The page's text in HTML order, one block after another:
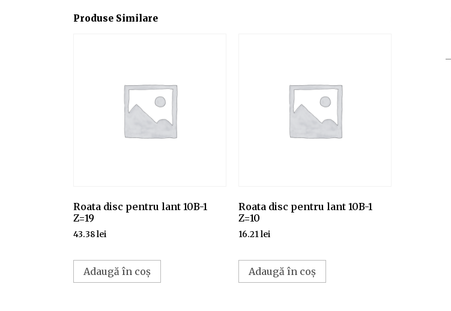
Produse Similare
Roata disc pentru lant 10B-1
Z=19
43.38lei
Adaugă în coș
Roata disc pentru lant 10B-1
Z=10
16.21lei
Adaugă în coș